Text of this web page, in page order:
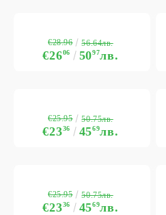
€2606 5097лв.
€28.96 56.64лв.
€2336 4569лв.
€25.95 50.75лв.
€2336 4569лв.
€25.95 50.75лв.